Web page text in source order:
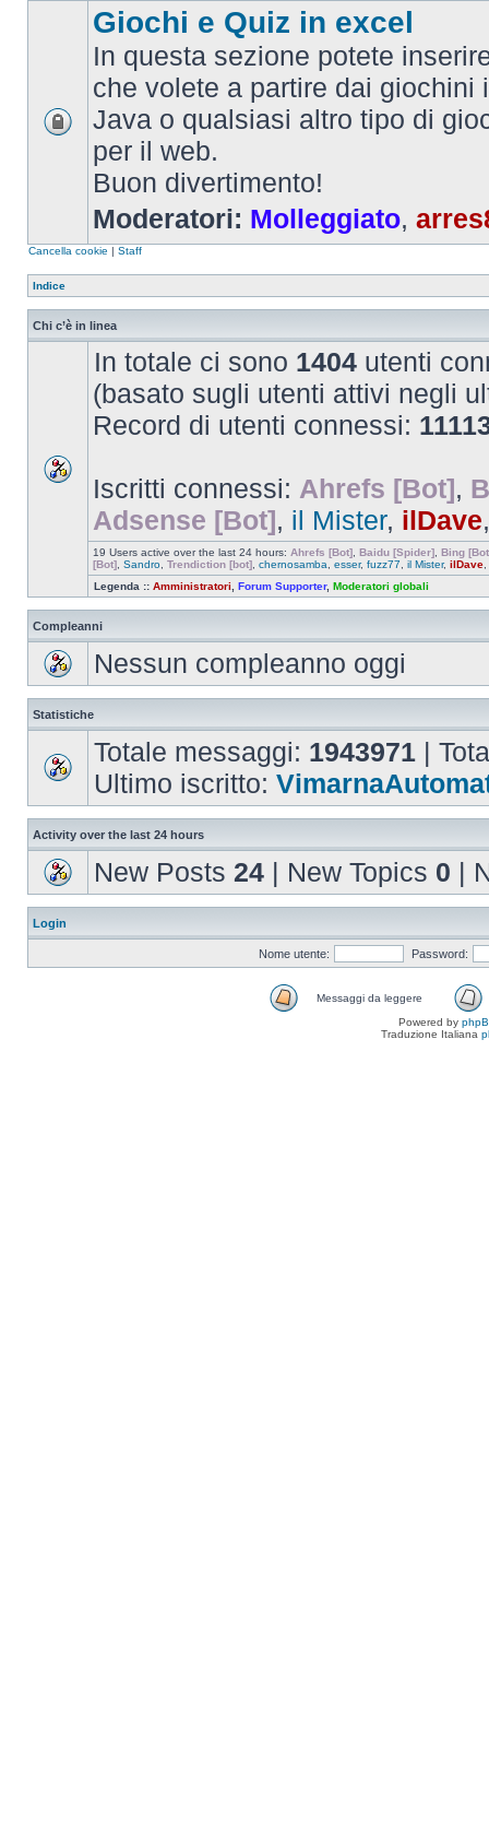
Giochi e Quiz in excel
In questa sezione potete
che volete a partire dai giochini
Java o qualsiasi altro tipo di
per il web.
Buon divertimento!
Moderatori: Molleggiato,
Cancella cookie | Staff
Indice
Chi c’è in linea
In totale ci sono 1404 utenti
(basato sugli utenti attivi negli
Record di utenti connessi:
Iscritti connessi: Ahrefs [Bot],
Adsense [Bot], il Mister, ilDave
19 Users active over the last 24 hours: Ahrefs [Bot] Baidu [Spider] Bing
[Bot] Sandro Trendiction [bot] chernosamba esser, fuzz77 il Mister, ilDave
Legenda :: Amministratori Forum Supporter, Moderatori globali
Compleanni
Nessun compleanno oggi
Statistiche
Totale messaggi: 1943971 |
Ultimo iscritto:
Activity over the last 24 hours
New Posts 24 | New Topics 0 |
Login
Nome utente: Password:
Messaggi da leggere
Powered by
Traduzione Italiana